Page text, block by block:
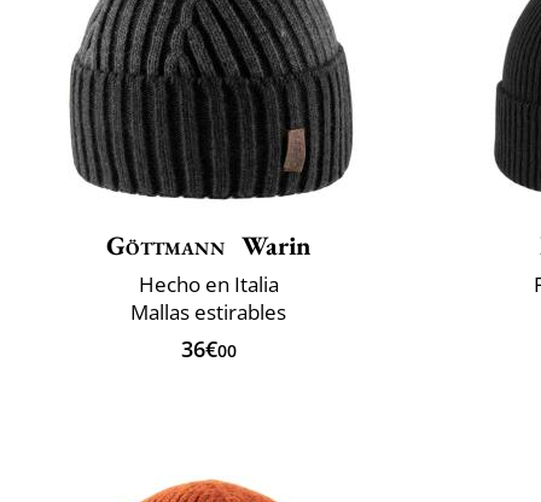
Göttmann Warin
Hecho en Italia
Mallas estirables
36€00